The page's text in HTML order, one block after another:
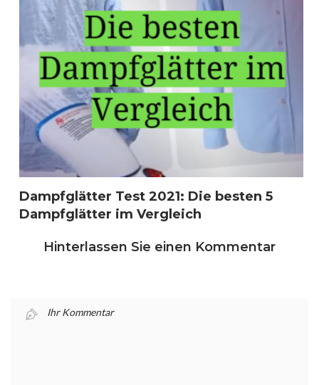
Dampfglätter Test 2021: Die besten 5
Dampfglätter im Vergleich
Hinterlassen Sie einen Kommentar